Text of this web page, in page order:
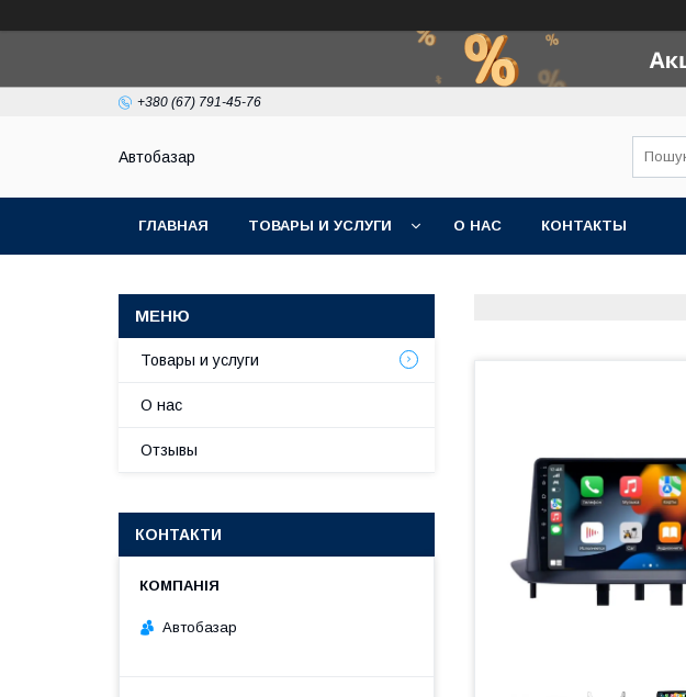
+380 (67) 791-45-76
Автобазар
ГЛАВНАЯ ТОВАРЫ И УСЛУГИ О НАС КОНТАКТЫ
Товары и услуги
О нас
Отзывы
КОНТАКТИ
Автобазар